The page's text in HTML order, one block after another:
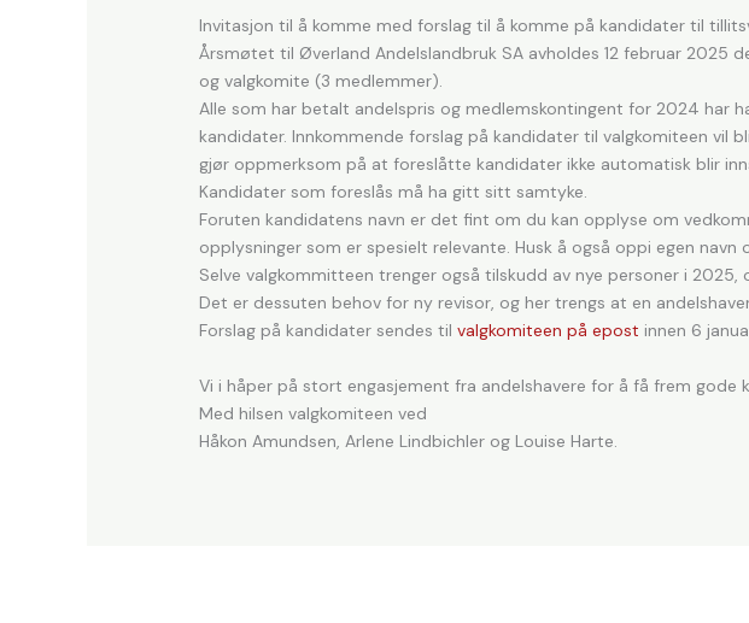
Invitasjon til å komme med forslag til å komme på kandidater til
Årsmøtet til Øverland Andelslandbruk SA avholdes 12 februar 2025
og valgkomite (3 medlemmer).
Alle som har betalt andelspris og medlemskontingent for 2024 har
kandidater. Innkommende forslag på kandidater til valgkomiteen vil
gjør oppmerksom på at foreslåtte kandidater ikke automatisk blir
Kandidater som foreslås må ha gitt sitt samtyke.
Foruten kandidatens navn er det fint om du kan opplyse om
opplysninger som er spesielt relevante. Husk å også oppi egen
Selve valgkommitteen trenger også tilskudd av nye personer i
Det er dessuten behov for ny revisor, og her trengs at en
Forslag på kandidater sendes tilvalgkomiteen på epost innen 6
Vi i håper på stort engasjement fra andelshavere for å få frem gode
Med hilsen valgkomiteen ved
Håkon Amundsen, Arlene Lindbichler og Louise Harte.